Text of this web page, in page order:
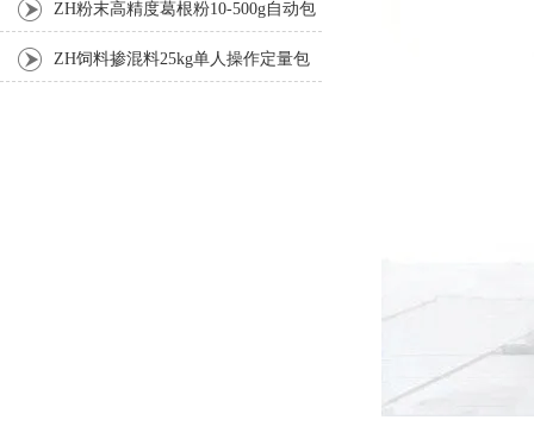
ZH粉末高精度葛根粉10-500g自动包
装机 ZH饲料掺混料25kg单人操作定量包